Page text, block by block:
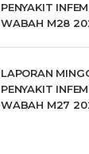
PENYAKIT
WABAH M28
LAPORAN
PENYAKIT
WABAH M27